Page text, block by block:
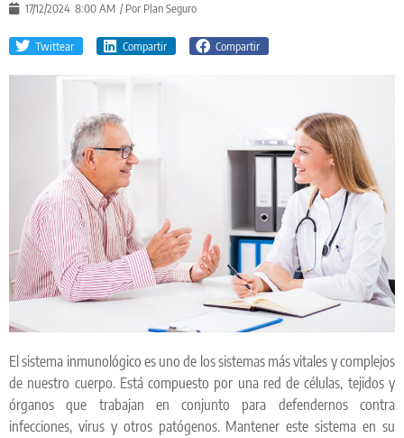
17/12/2024 8:00 AM / Por Plan Seguro
Twittear Compartir Compartir
El sistema inmunológico es uno de los sistemas más vitales y complejos
de nuestro cuerpo. Está compuesto por una red de células, tejidos y
órganos que trabajan en conjunto para defendernos contra
infecciones, virus y otros patógenos. Mantener este sistema en su